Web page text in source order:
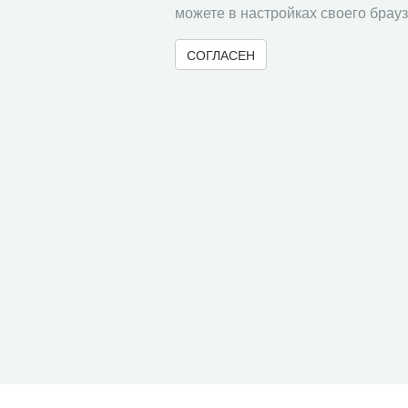
можете в настройках своего
СОГЛАСЕН